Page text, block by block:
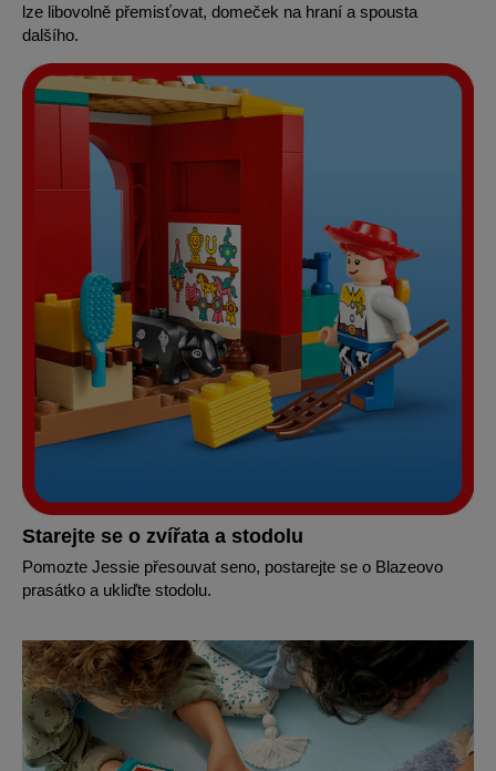
lze libovolně přemisťovat, domeček na hraní a spousta
dalšího.
Starejte se o zvířata a stodolu
Pomozte Jessie přesouvat seno, postarejte se o Blazeovo
prasátko a ukliďte stodolu.